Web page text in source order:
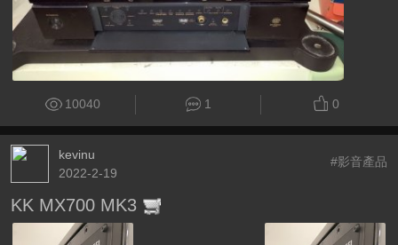
10040 1 0
kevinu
2022-2-19
#影音產品
KK MX700 MK3